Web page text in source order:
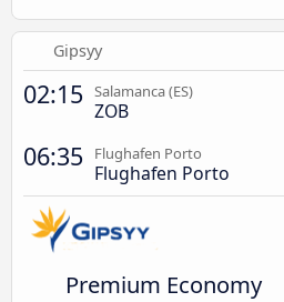
Gipsyy
02:15 Salamanca (ES)
ZOB
06:35 Flughafen Porto
Flughafen Porto
Premium Economy